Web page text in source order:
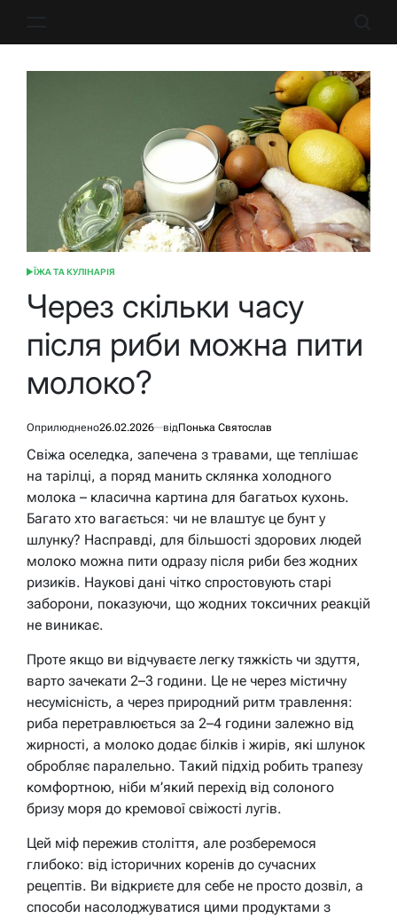
ОПУБЛІКУВАТИ
ЇЖА ТА КУЛІНАРІЯ
Через скільки часу
після риби можна пити
молоко?
Оприлюднено26.02.2026 відПонька Святослав
Свіжа оселедка, запечена з травами, ще теплішає
на тарілці, а поряд манить склянка холодного
молока – класична картина для багатьох кухонь.
Багато хто вагається: чи не влаштує це бунт у
шлунку? Насправді, для більшості здорових людей
молоко можна пити одразу після риби без жодних
ризиків. Наукові дані чітко спростовують старі
заборони, показуючи, що жодних токсичних реакцій
не виникає.
Проте якщо ви відчуваєте легку тяжкість чи здуття,
варто зачекати 2–3 години. Це не через містичну
несумісність, а через природний ритм травлення:
риба перетравлюється за 2–4 години залежно від
жирності, а молоко додає білків і жирів, які шлунок
обробляє паралельно. Такий підхід робить трапезу
комфортною, ніби м’який перехід від солоного
бризу моря до кремової свіжості лугів.
Цей міф пережив століття, але розберемося
глибоко: від історичних коренів до сучасних
рецептів. Ви відкриєте для себе не просто дозвіл, а
способи насолоджуватися цими продуктами з